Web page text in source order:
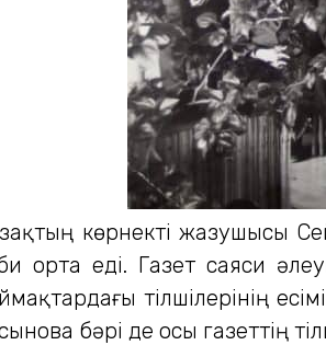
көрнекті жазушысы
орта еді. Газет саяси
тілшілерінің
бәрі де осы газеттің